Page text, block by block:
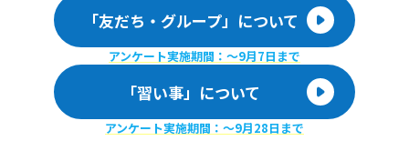
「友だち・グループ」について
アンケート実施期間：〜9月7日まで
「習い事」について
アンケート実施期間：〜9月28日まで